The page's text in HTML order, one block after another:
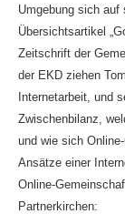
Umgebung sich auf
Übersichtsartikel
Zeitschrift der
der EKD ziehen
Internetarbeit, und
Zwischenbilanz,
und wie sich
Ansätze einer
Online-
Partnerkirchen: